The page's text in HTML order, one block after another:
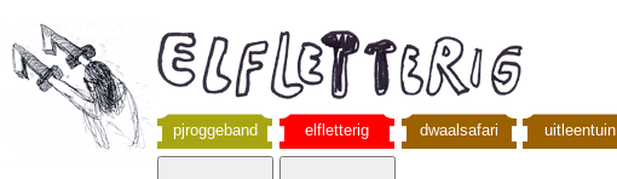
pjroggeband elfletterig dwaalsafari uitleentuin